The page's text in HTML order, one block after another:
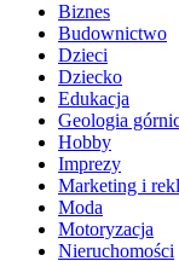
Biznes
Budownictwo
Dzieci
Dziecko
Edukacja
Geologia
Hobby
Imprezy
Marketing i
Moda
Motoryzacja
Nieruchomości